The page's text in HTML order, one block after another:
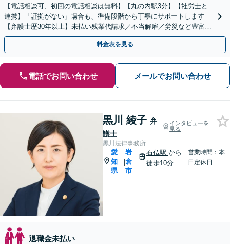
【電話相談可、初回の電話相談は無料】【丸の内駅3分】【社労士と
連携】「証拠がない」場合も、準備段階から丁寧にサポートします
【弁護士歴30年以上】未払い残業代請求／不当解雇／労災など豊富な
実績あり！労使双方の対応可能です【夜間休日対応】
料金表を見る
電話でお問い合わせ メールでお問い合わせ
黒川 綾子 弁
護士
インタビューを
見る
黒川法律事務所
愛
知
県
|
岩
倉
市
石仏駅 から
徒歩10分
営業時間：本
日定休日
退職金未払い